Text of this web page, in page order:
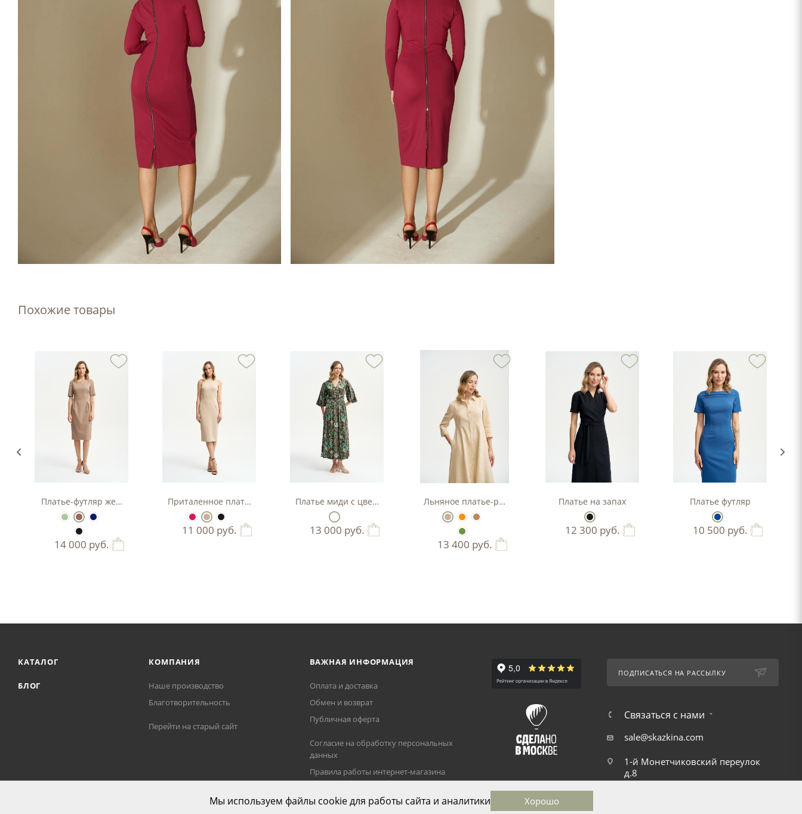
Похожие товары
Платье-футляр женское
14 000 руб.
Приталенное платье-футляр
11 000 руб.
Платье миди с цветочным принтом
13 000 руб.
Льняное платье-рубашка А-силуэта
13 400 руб.
Платье на запах
12 300 руб.
Платье футляр
10 500 руб.
КАТАЛОГ
БЛОГ
КОМПАНИЯ
Наше производство
Благотворительность
Перейти на старый сайт
ВАЖНАЯ ИНФОРМАЦИЯ
Оплата и доставка
Обмен и возврат
Публичная оферта
Согласие на обработку персональных
данных
Правила работы интернет-магазина
файлов
ПОДПИСАТЬСЯ НА РАССЫЛКУ
Связаться с нами
sale@skazkina.com
1-й Монетчиковский переулок
д.8
Мы используем файлы cookie для работы сайта и аналитики Хорошо